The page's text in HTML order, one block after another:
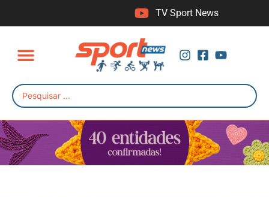
TV Sport News